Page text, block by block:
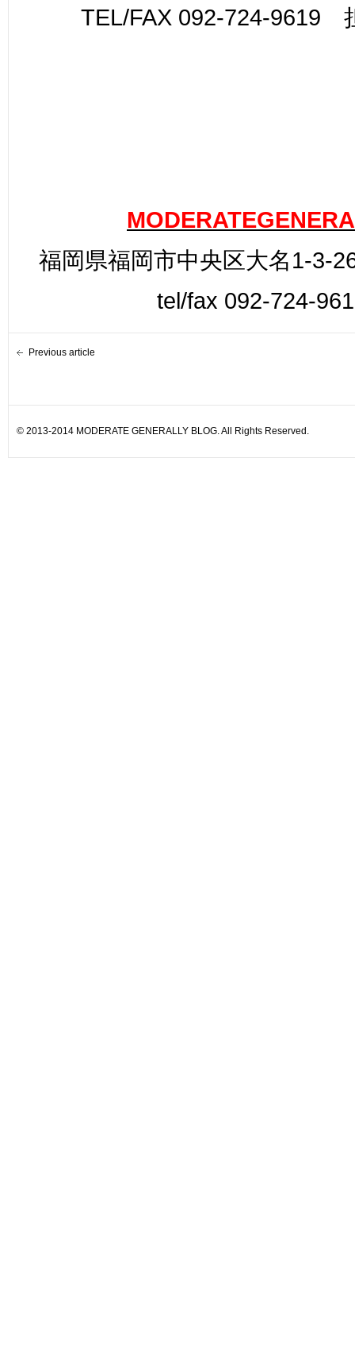
TEL/FAX 092-724-9619
福岡県福岡市中央区大名1-3-
tel/fax 092-724-
Previous article
© 2013-2014 MODERATE GENERALLY BLOG. All Rights Reserved.